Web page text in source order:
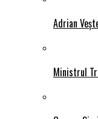
Adrian
Ministrul